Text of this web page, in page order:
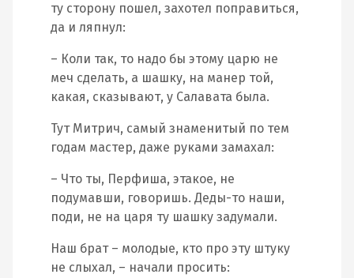
ту сторону пошел, захотел поправиться,
да и ляпнул:
– Коли так, то надо бы этому царю не
меч сделать, а шашку, на манер той,
какая, сказывают, у Салавата была.
Тут Митрич, самый знаменитый по тем
годам мастер, даже руками замахал:
– Что ты, Перфиша, этакое, не
подумавши, говоришь. Деды-то наши,
поди, не на царя ту шашку задумали.
Наш брат – молодые, кто про эту штуку
не слыхал, – начали просить: